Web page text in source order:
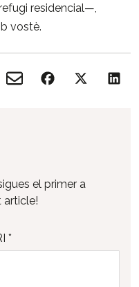
residencial—,
vostè.
el primer a
article!
*